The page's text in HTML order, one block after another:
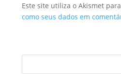
Este site utiliza o Akismet
como seus dados em